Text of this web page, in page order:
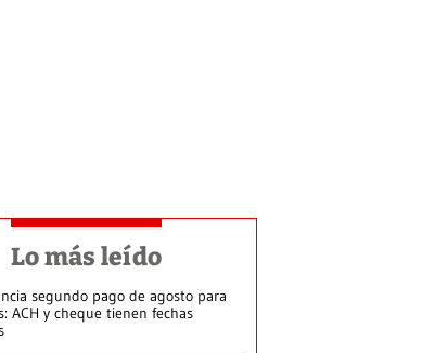
Lo más leído
segundo pago de agosto para
ACH y cheque tienen fechas